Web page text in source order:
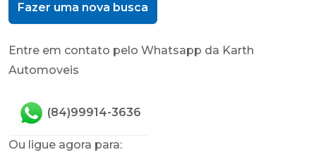
Fazer uma nova busca
Entre em contato pelo Whatsapp da Karth
Automoveis
(84)99914-3636
Ou ligue agora para: